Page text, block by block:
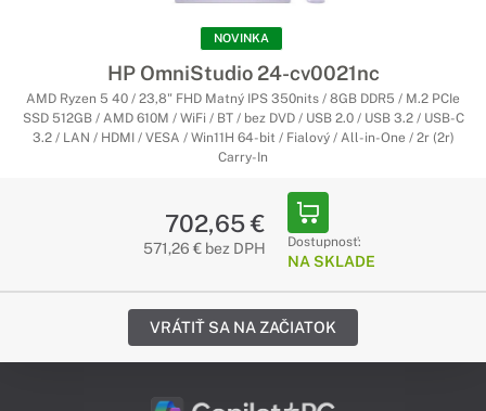
NOVINKA
HP OmniStudio 24-cv0021nc
AMD Ryzen 5 40 / 23,8" FHD Matný IPS 350nits / 8GB DDR5 / M.2 PCIe
SSD 512GB / AMD 610M / WiFi / BT / bez DVD / USB 2.0 / USB 3.2 / USB-C
3.2 / LAN / HDMI / VESA / Win11H 64-bit / Fialový / All-in-One / 2r (2r)
Carry-In
702,65 €
571,26 € bez DPH Dostupnosť:
NA SKLADE
VRÁTIŤ SA NA ZAČIATOK